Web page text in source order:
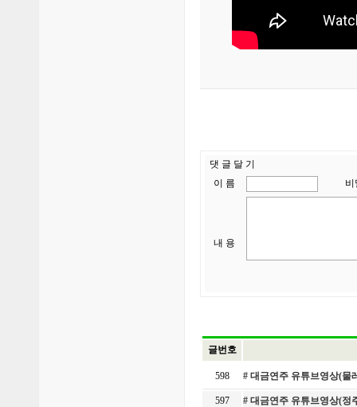
댓 글 달 기
이 름
비
내 용
글번호
598 # 대금연주 유튜브영상(
597 # 대금연주 유튜브영상(